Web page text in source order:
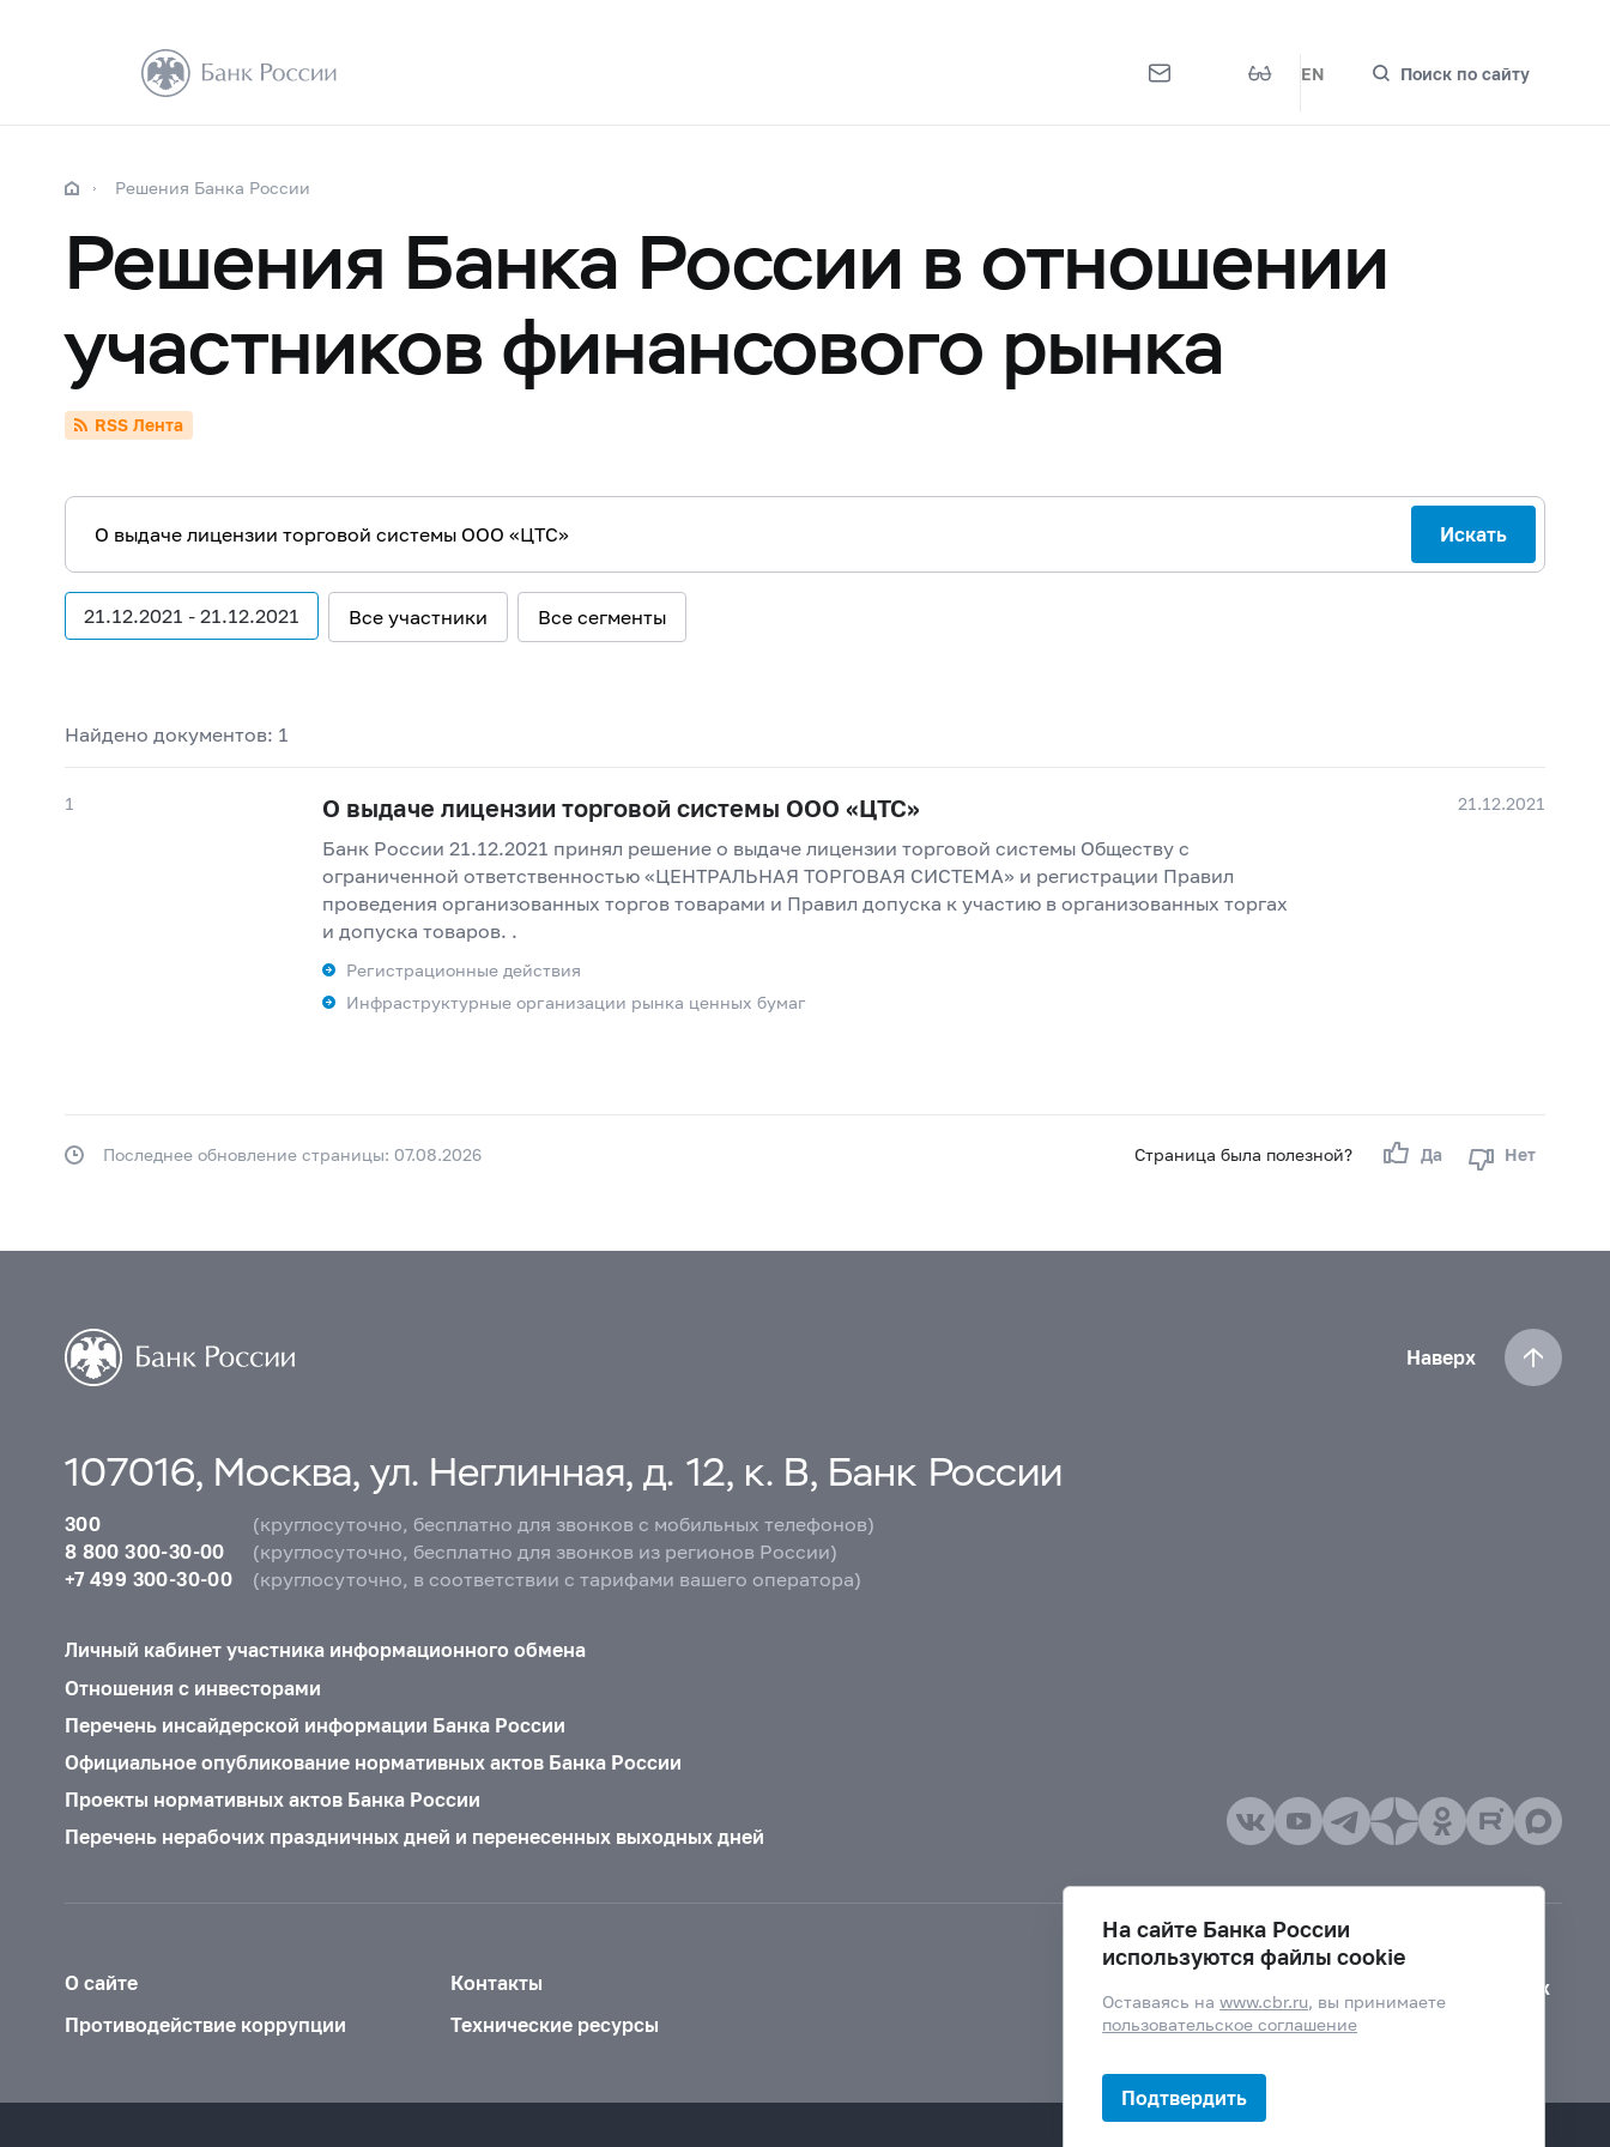
EN Поиск по сайту
Решения Банка России
Решения Банка России в отношении
участников финансового рынка
RSS Лента
Искать
21.12.2021 - 21.12.2021 Все участники Все сегменты
Найдено документов: 1
1 21.12.2021
О выдаче лицензии торговой системы ООО «ЦТС»
Банк России 21.12.2021 принял решение о выдаче лицензии торговой системы Обществу с
ограниченной ответственностью «ЦЕНТРАЛЬНАЯ ТОРГОВАЯ СИСТЕМА» и регистрации Правил
проведения организованных торгов товарами и Правил допуска к участию в организованных торгах
и допуска товаров. .
Регистрационные действия
Инфраструктурные организации рынка ценных бумаг
Страница была полезной? Да Нет
Последнее обновление страницы: 07.08.2026
Наверх
107016, Москва, ул. Неглинная, д. 12, к. В, Банк России
300
(круглосуточно, бесплатно для звонков с мобильных телефонов)
8 800 300-30-00
(круглосуточно, бесплатно для звонков из регионов России)
+7 499 300-30-00
(круглосуточно, в соответствии с тарифами вашего оператора)
Личный кабинет участника информационного обмена
Отношения с инвесторами
Перечень инсайдерской информации Банка России
Официальное опубликование нормативных актов Банка России
Проекты нормативных актов Банка России
Перечень нерабочих праздничных дней и перенесенных выходных дней
О сайте
Контакты
Противодействие коррупции
Технические ресурсы
Версия для слабовидящих
На сайте Банка России
используются файлы cookie
Оставаясь наwww.cbr.ru, вы принимаете
пользовательское соглашение
Подтвердить